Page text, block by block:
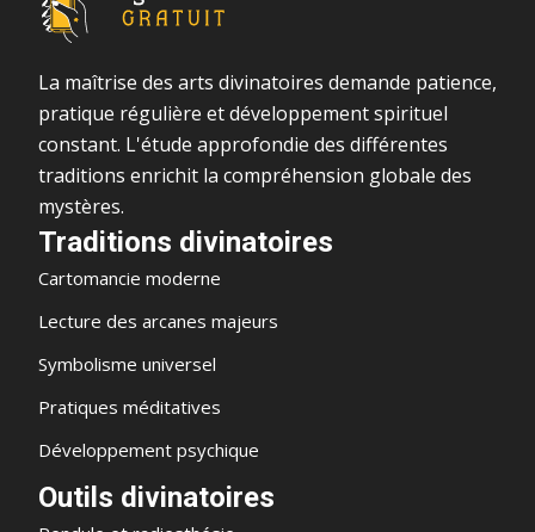
La maîtrise des arts divinatoires demande patience,
pratique régulière et développement spirituel
constant. L'étude approfondie des différentes
traditions enrichit la compréhension globale des
mystères.
Traditions divinatoires
Cartomancie moderne
Lecture des arcanes majeurs
Symbolisme universel
Pratiques méditatives
Développement psychique
Outils divinatoires